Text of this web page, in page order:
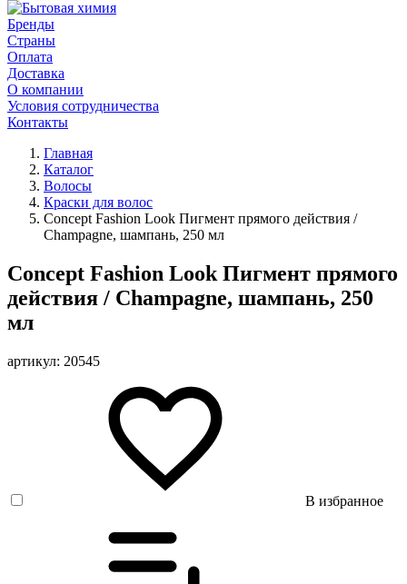
Бренды
Страны
Оплата
Доставка
О компании
Условия сотрудничества
Контакты
Главная
Каталог
Волосы
Краски для волос
Concept Fashion Look Пигмент прямого действия /
Champagne, шампань, 250 мл
Concept Fashion Look Пигмент прямого
действия / Champagne, шампань, 250
мл
артикул: 20545
В избранное